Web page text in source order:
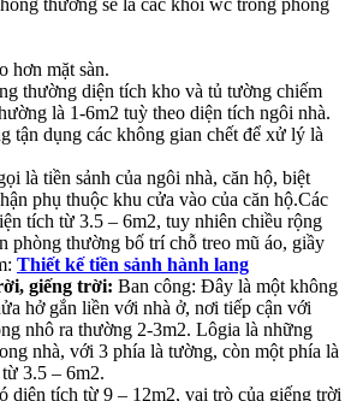
thường sẽ là các khối wc trong phòng
hơn mặt sàn.
thường diện tích kho và tủ tường chiếm
là 1-6m2 tuỳ theo diện tích ngôi nhà.
tận dụng các không gian chết để xử lý là
là tiền sảnh của ngôi nhà, căn hộ, biệt
phụ thuộc khu cửa vào của căn hộ.Các
tích từ 3.5 – 6m2, tuy nhiên chiều rộng
phòng thường bố trí chỗ treo mũ áo, giầy
Thiết kế tiền sảnh hành lang
giếng trời: Ban công: Đây là một không
hở gắn liền với nhà ở, nơi tiếp cận với
nhô ra thường 2-3m2. Lôgia là những
nhà, với 3 phía là tường, còn một phía là
3.5 – 6m2.
diện tích từ 9 – 12m2, vai trò của giếng trời